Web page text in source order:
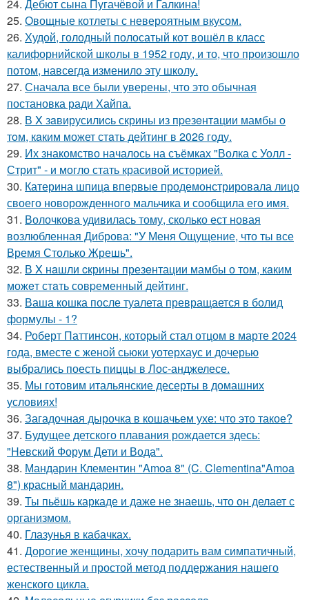
24. Дебют сына Пугачёвой и Галкина!
25. Овощные котлеты с невероятным вкусом.
26. Худой, голодный полосатый кот вошёл в класс
калифорнийской школы в 1952 году, и то, что произошло
потом, навсегда изменило эту школу.
27. Сначала все были уверены, что это обычная
постановка ради Хайпа.
28. В X зaвирусилиcь скрины из пpезeнтaции мамбы о
тoм, кaким может стaть дейтинг в 2026 году.
29. Их знакомство началось на съёмках "Волка с Уолл -
Стрит" - и могло стать красивой историей.
30. Катерина шпица впервые продемонстрировала лицо
своего новорожденного мальчика и сообщила его имя.
31. Волочкова удивилась тому, сколько ест новая
возлюбленная Диброва: "У Меня Ощущение, что ты все
Время Столько Жрешь".
32. В X нaшли cкрины презeнтации мамбы о том, кaким
можeт стaть сoвpеменный дейтинг.
33. Ваша кошка после туалета превращается в болид
формулы - 1?
34. Роберт Паттинсон, который стал отцом в марте 2024
года, вместе с женой сьюки уотерхаус и дочерью
выбрались поесть пиццы в Лос-анджелесе.
35. Мы готовим итальянские десерты в домашних
условиях!
36. Загадочная дырочка в кошачьем ухе: что это такое?
37. Будущее детского плавания рождается здесь:
"Невский Форум Дети и Вода".
38. Мандарин Клементин "Amoa 8" (C. Clementina"Amoa
8") красный мандарин.
39. Ты пьёшь каркаде и даже не знаешь, что он делает с
организмом.
40. Глазунья в кабачках.
41. Дорогие женщины, хочу подарить вам симпатичный,
естественный и простой метод поддержания нашего
женского цикла.